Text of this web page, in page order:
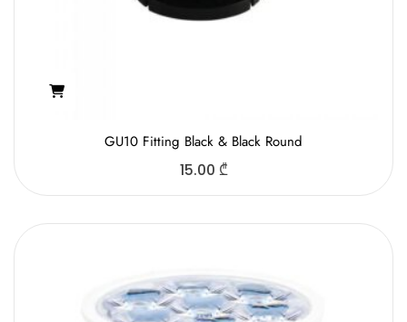
GU10 Fitting Black & Black Round
15.00 ₾